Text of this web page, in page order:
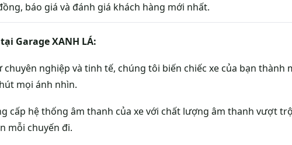
báo giá và đánh giá khách hàng mới nhất.
Garage XANH LÁ:
chuyên nghiệp và tinh tế, chúng tôi biến chiếc xe của bạn thành
mọi ánh nhìn.
cấp hệ thống âm thanh của xe với chất lượng âm thanh vượt
mỗi chuyến đi.